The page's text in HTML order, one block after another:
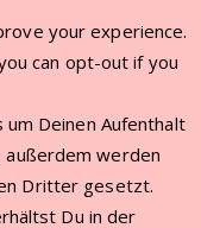
your experience.
can opt-out if you
Deinen Aufenthalt
werden
Dritter gesetzt.
Du in der